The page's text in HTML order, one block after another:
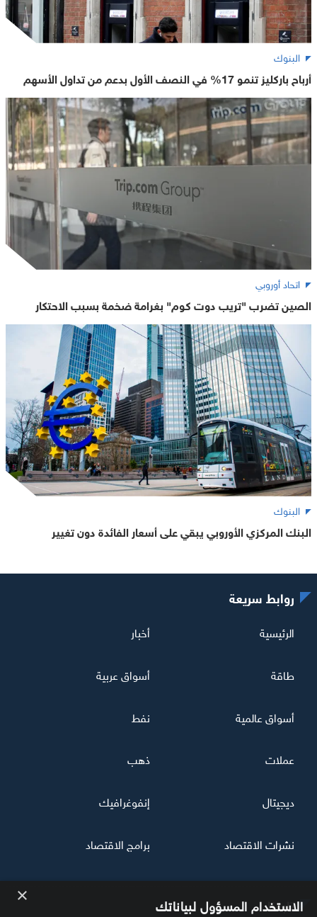
البنوك
أرباح باركليز تنمو 17% في النصف الأول بدعم من تداول الأسهم
اتحاد أوروبي
الصين تضرب "تريب دوت كوم" بغرامة ضخمة بسبب الاحتكار
البنوك
البنك المركزي الأوروبي يبقي على أسعار الفائدة دون تغيير
تابعنا
روابط سريعة
الرئيسية أخبار
طاقة أسواق عربية
أسواق عالمية نفط
عملات ذهب
ديجيتال إنفوغرافيك
نشرات الاقتصاد برامج الاقتصاد
× الاستخدام المسؤول لبياناتك